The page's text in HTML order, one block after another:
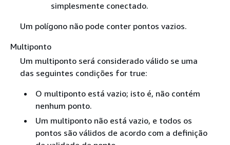
simplesmente conectado.
Um polígono não pode conter pontos vazios.
Multiponto
Um multiponto será considerado válido se uma
das seguintes condições for true:
O multiponto está vazio; isto é, não contém
nenhum ponto.
Um multiponto não está vazio, e todos os
pontos são válidos de acordo com a definição